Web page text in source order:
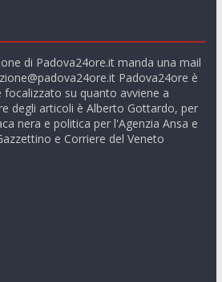
di Padova24ore.it manda una mail
Padova24ore è
su quanto avviene a
degli articoli è Alberto Gottardo, per
nera e politica per l'Agenzia Ansa e
e Corriere del Veneto